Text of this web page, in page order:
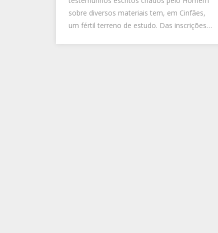
sobre diversos materiais tem, em Cinfães,
um fértil terreno de estudo. Das inscrições…